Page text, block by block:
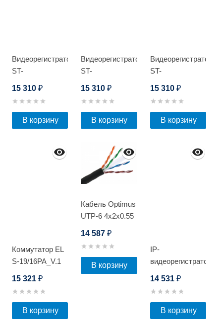
Видеорегистратор
ST-
HDVR162PRO
15 310 ₽
В корзину
Видеорегистратор
ST-
HDVR162PRO
15 310₽
В корзину
Видеорегистратор
ST-
HDVR162PRO
15 310 ₽
В корзину
Коммутатор EL
S-19/16PA_V.1
15 321 ₽
В корзину
Кабель Optimus
UTP-6 4x2x0.55
Cu (outdoor)
14 587₽
В корзину
IP-
видеорегистратор
Optimus NVR-
14 531 ₽
В корзину